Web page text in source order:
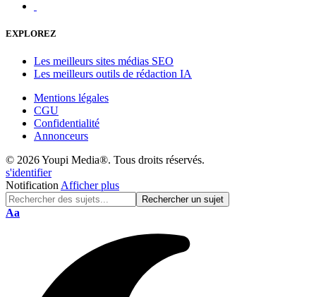
EXPLOREZ
Les meilleurs sites médias SEO
Les meilleurs outils de rédaction IA
Mentions légales
CGU
Confidentialité
Annonceurs
© 2026 Youpi Media®. Tous droits réservés.
s'identifier
Notification Afficher plus
Réinitialisation
Aa